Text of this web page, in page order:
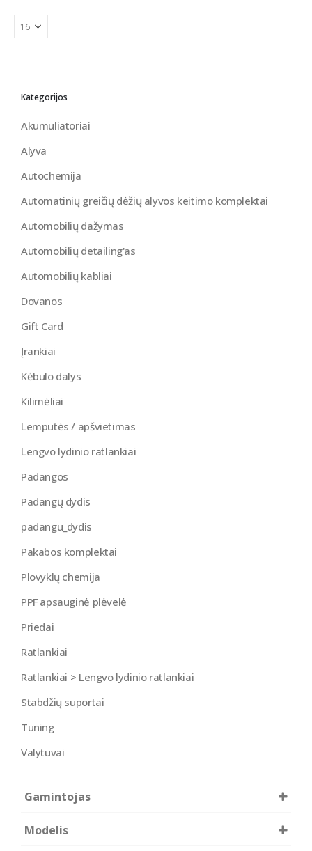
Kategorijos
Akumuliatoriai
Alyva
Autochemija
Automatinių greičių dėžių alyvos keitimo komplektai
Automobilių dažymas
Automobilių detailing'as
Automobilių kabliai
Dovanos
Gift Card
Įrankiai
Kėbulo dalys
Kilimėliai
Lemputės / apšvietimas
Lengvo lydinio ratlankiai
Padangos
Padangų dydis
padangu_dydis
Pakabos komplektai
Plovyklų chemija
PPF apsauginė plėvelė
Priedai
Ratlankiai
Ratlankiai > Lengvo lydinio ratlankiai
Stabdžių suportai
Tuning
Valytuvai
Gamintojas
SRL
Modelis